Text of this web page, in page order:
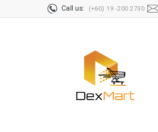
Call us: (+60) 19 -200 2730